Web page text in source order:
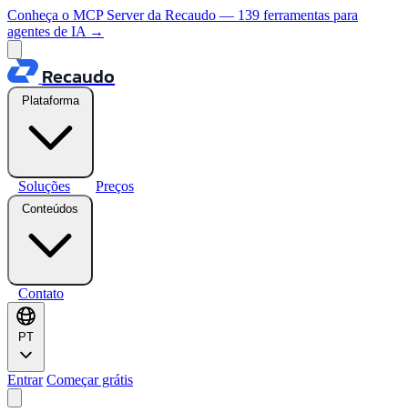
Conheça o MCP Server da Recaudo — 139 ferramentas para
agentes de IA →
Recaudo
Plataforma
Soluções Preços
Conteúdos
Contato
PT
Entrar Começar grátis